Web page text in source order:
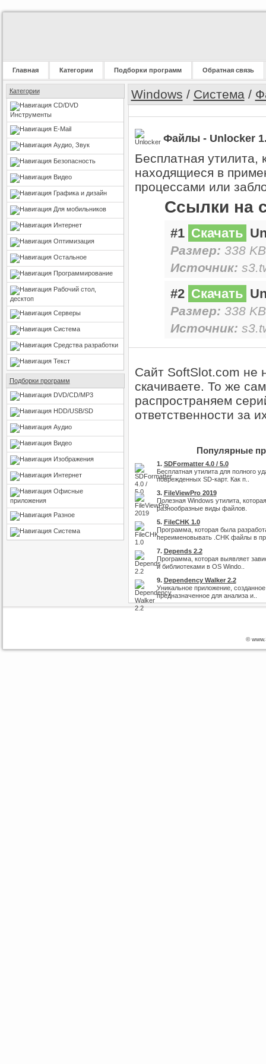
Главная Категории Подборки программ Обратная связь
Категории
CD/DVD
Инструменты
E-Mail
Аудио, Звук
Безопасность
Видео
Графика и дизайн
Для мобильников
Интернет
Оптимизация
Остальное
Программирование
Рабочий стол,
десктоп
Серверы
Система
Средства разработки
Текст
Подборки программ
DVD/CD/MP3
HDD/USB/SD
Аудио
Видео
Изображения
Интернет
Офисные
приложения
Разное
Система
Windows / Система/
Файлы - Unlocker
Бесплатная утилита,
находящиеся в
процессами или
Ссылки на
#1 Скачать
Размер: 338
Источник:
#2 Скачать
Размер: 338
Источник:
Сайт SoftSlot.com не
скачиваете. То же
распространяем
ответственности за
Популярные
1. SDFormatter 4.0 / 5.0
Бесплатная утилита для полного
поврежденных SD-карт. Как п..
3. FileViewPro 2019
Полезная Windows утилита,
разнообразные виды файлов.
5. FileCHK 1.0
Программа, которая была
переименовывать .CHK файлы в
7. Depends 2.2
Программа, которая выявляет
и библиотеками в OS Windo..
9. Dependency Walker 2.2
Уникальное приложение,
предназначенное для анализа и..
©